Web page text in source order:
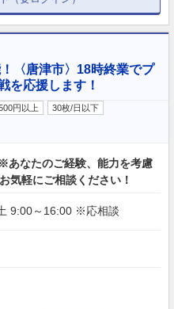
〈唐津市〉18時終業でプ
を応援します！
円以上
30枚/日以下
あなたのご経験、能力を考慮
気軽にご相談ください！
9:00～16:00 ※応相談